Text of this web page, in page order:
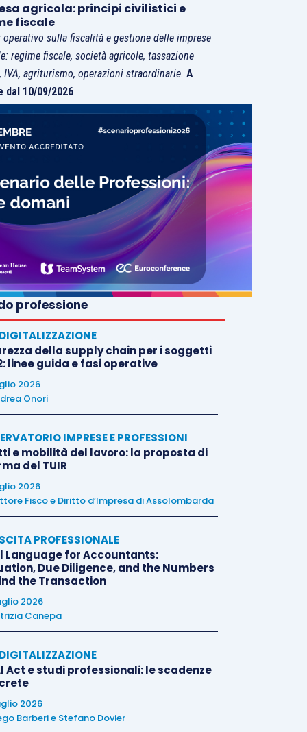
agricola: principi civilistici e
fiscale
operativo sulla fiscalità e gestione delle imprese
regime fiscale, società agricole, tassazione
IVA, agriturismo, operazioni straordinarie.A
dal 10/09/2026
professione
della supply chain per i soggetti
linee guida e fasi operative
2026
Onori
IMPRESE E PROFESSIONI
e mobilità del lavoro: la proposta di
del TUIR
2026
Fisco e Diritto d’Impresa di Assolombarda
PROFESSIONALE
Language for Accountants:
Due Diligence, and the Numbers
the Transaction
2026
Canepa
Act e studi professionali: le scadenze
2026
Barberie Stefano Dovier